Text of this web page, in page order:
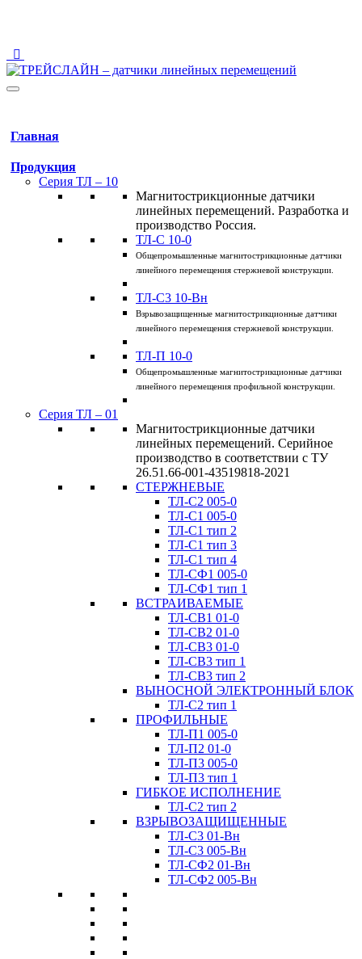
Главная
Продукция
Серия ТЛ – 10
Магнитострикционные датчики
линейных перемещений. Разработка и
производство Россия.
ТЛ-C 10-0
Общепромышленные магнитострикционные датчики
линейного перемещения стержневой конструкции.
ТЛ-C3 10-Вн
Взрывозащищенные магнитострикционные датчики
линейного перемещения стержневой конструкции.
ТЛ-П 10-0
Общепромышленные магнитострикционные датчики
линейного перемещения профильной конструкции.
Серия ТЛ – 01
Магнитострикционные датчики
линейных перемещений. Серийное
производство в соответствии с ТУ
26.51.66-001-43519818-2021
СТЕРЖНЕВЫЕ
ТЛ-C2 005-0
ТЛ-C1 005-0
ТЛ-C1 тип 2
ТЛ-C1 тип 3
ТЛ-С1 тип 4
ТЛ-CФ1 005-0
ТЛ-CФ1 тип 1
ВСТРАИВАЕМЫЕ
ТЛ-CВ1 01-0
ТЛ-CВ2 01-0
ТЛ-CВ3 01-0
ТЛ-CВ3 тип 1
ТЛ-CВ3 тип 2
ВЫНОСНОЙ ЭЛЕКТРОННЫЙ БЛОК
ТЛ-C2 тип 1
ПРОФИЛЬНЫЕ
ТЛ-П1 005-0
ТЛ-П2 01-0
ТЛ-П3 005-0
ТЛ-П3 тип 1
ГИБКОЕ ИСПОЛНЕНИЕ
ТЛ-C2 тип 2
ВЗРЫВОЗАЩИЩЕННЫЕ
ТЛ-C3 01-Вн
ТЛ-C3 005-Вн
ТЛ-CФ2 01-Вн
ТЛ-CФ2 005-Вн